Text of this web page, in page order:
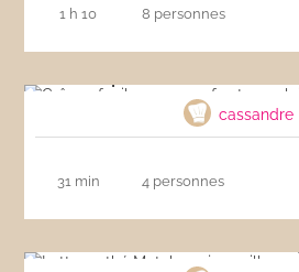
1 h 10 8 personnes
cassandre
31 min 4 personnes